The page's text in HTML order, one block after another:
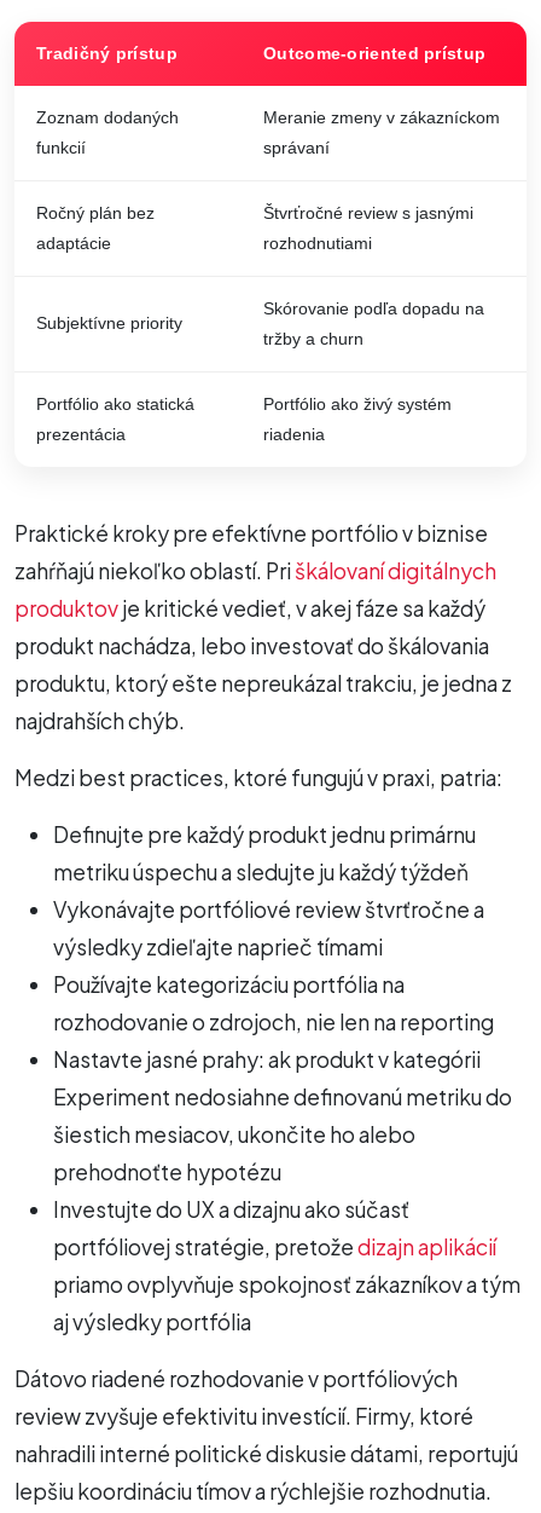
Tradičný prístup Outcome-oriented prístup
Zoznam dodaných
funkcií
Meranie zmeny v zákazníckom
správaní
Ročný plán bez
adaptácie
Štvrťročné review s jasnými
rozhodnutiami
Subjektívne priority
Skórovanie podľa dopadu na
tržby a churn
Portfólio ako statická
prezentácia
Portfólio ako živý systém
riadenia
Praktické kroky pre efektívne portfólio v biznise
zahŕňajú niekoľko oblastí. Priškálovaní digitálnych
produktovje kritické vedieť, v akej fáze sa každý
produkt nachádza, lebo investovať do škálovania
produktu, ktorý ešte nepreukázal trakciu, je jedna z
najdrahších chýb.
Medzi best practices, ktoré fungujú v praxi, patria:
Definujte pre každý produkt jednu primárnu
metriku úspechu a sledujte ju každý týždeň
Vykonávajte portfóliové review štvrťročne a
výsledky zdieľajte naprieč tímami
Používajte kategorizáciu portfólia na
rozhodovanie o zdrojoch, nie len na reporting
Nastavte jasné prahy: ak produkt v kategórii
Experiment nedosiahne definovanú metriku do
šiestich mesiacov, ukončite ho alebo
prehodnoťte hypotézu
Investujte do UX a dizajnu ako súčasť
portfóliovej stratégie, pretožedizajn aplikácií
priamo ovplyvňuje spokojnosť zákazníkov a tým
aj výsledky portfólia
Dátovo riadené rozhodovanie v portfóliových
review zvyšuje efektivitu investícií. Firmy, ktoré
nahradili interné politické diskusie dátami, reportujú
lepšiu koordináciu tímov a rýchlejšie rozhodnutia.